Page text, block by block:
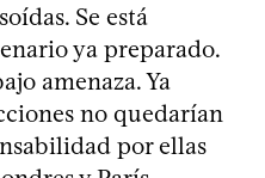
Se está
ya preparado.
amenaza. Ya
no quedarían
por ellas